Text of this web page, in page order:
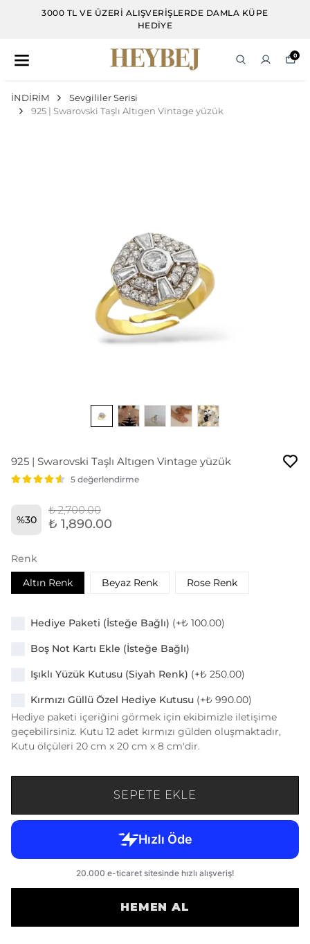
3000 TL VE ÜZERI ALIŞVERIŞLERDE DAMLA KÜPE
HEDIYE
0
İNDİRİM
Sevgililer Serisi
925 | Swarovski Taşlı Altıgen Vintage yüzük
925 | Swarovski Taşlı Altıgen Vintage yüzük
5 değerlendirme
%30
₺ 2,700.00
₺ 1,890.00
Renk
Altın Renk
Beyaz Renk Rose Renk
Hediye Paketi (İsteğe Bağlı) (+₺ 100.00)
Boş Not Kartı Ekle (İsteğe Bağlı)
Işıklı Yüzük Kutusu (Siyah Renk) (+₺ 250.00)
Kırmızı Güllü Özel Hediye Kutusu (+₺ 990.00)
Hediye paketi içeriğini görmek için ekibimizle iletişime
geçebilirsiniz. Kutu 12 adet kırmızı gülden oluşmaktadır,
Kutu ölçüleri 20 cm x 20 cm x 8 cm'dir.
SEPETE EKLE
HEMEN AL